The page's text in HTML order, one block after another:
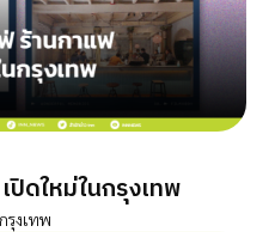
ปิดใหม่ในกรุงเทพ
รุงเทพ